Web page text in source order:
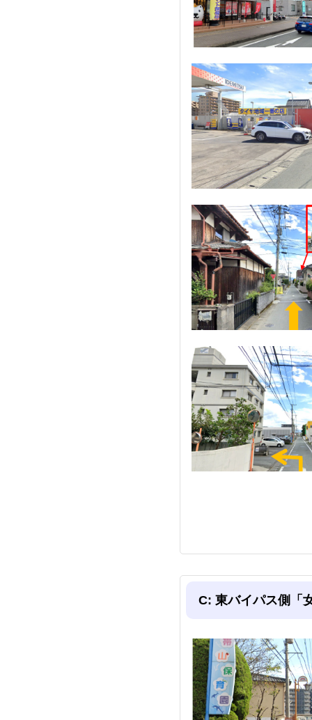
C: 東バイパス側「